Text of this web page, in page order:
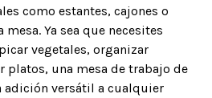
como estantes, cajones o
Ya sea que necesites
vegetales, organizar
platos, una mesa de trabajo de
adición versátil a cualquier